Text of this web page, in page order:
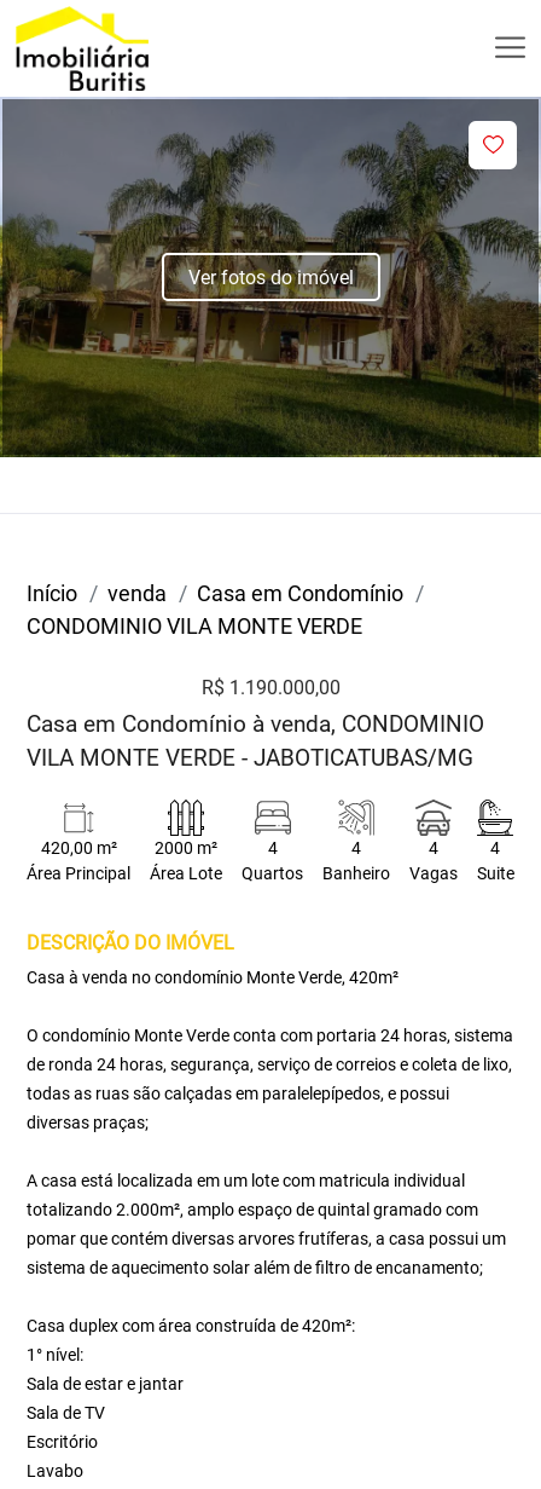
Ver fotos do imóvel
Início venda
Casa em Condomínio
CONDOMINIO VILA MONTE VERDE
R$ 1.190.000,00
Casa em Condomínio à venda, CONDOMINIO
VILA MONTE VERDE - JABOTICATUBAS/MG
420,00 m²
Área Principal
2000 m²
Área Lote
4
Quartos
4
Banheiro
4
Vagas
4
Suite
DESCRIÇÃO DO IMÓVEL
Casa à venda no condomínio Monte Verde, 420m²
O condomínio Monte Verde conta com portaria 24 horas, sistema
de ronda 24 horas, segurança, serviço de correios e coleta de lixo,
todas as ruas são calçadas em paralelepípedos, e possui
diversas praças;
A casa está localizada em um lote com matricula individual
totalizando 2.000m², amplo espaço de quintal gramado com
pomar que contém diversas arvores frutíferas, a casa possui um
sistema de aquecimento solar além de filtro de encanamento;
Casa duplex com área construída de 420m²:
1° nível:
Sala de estar e jantar
Sala de TV
Escritório
Lavabo